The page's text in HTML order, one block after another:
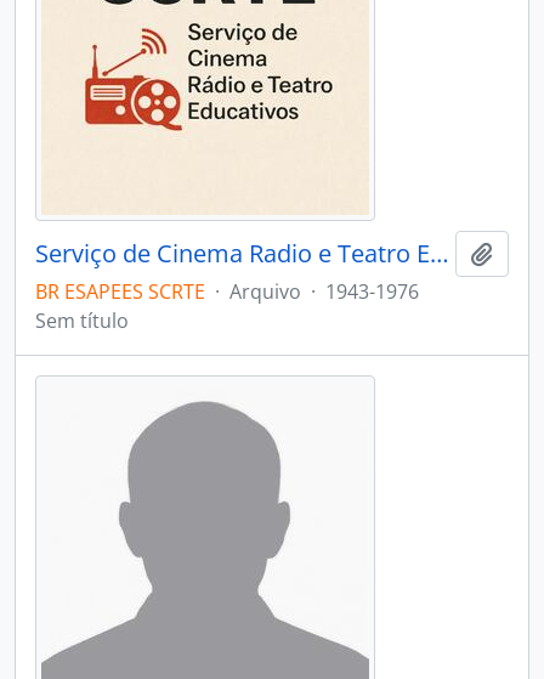
Serviço de Cinema Radio e Teatro Educativos
BR ESAPEES SCRTE · Arquivo · 1943-1976
Sem título